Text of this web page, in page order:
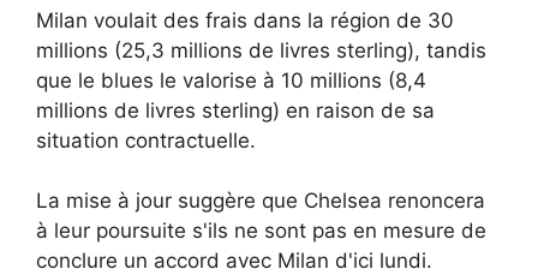
Milan voulait des frais dans la région de 30
millions (25,3 millions de livres sterling), tandis
que le blues le valorise à 10 millions (8,4
millions de livres sterling) en raison de sa
situation contractuelle.
La mise à jour suggère que Chelsea renoncera
à leur poursuite s'ils ne sont pas en mesure de
conclure un accord avec Milan d'ici lundi.